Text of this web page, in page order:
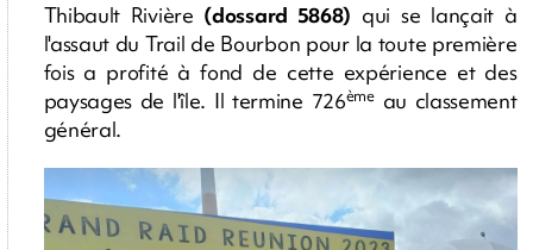
Thibault Rivière (dossard 5868) qui se lançait à
l'assaut du Trail de Bourbon pour la toute première
fois a profité à fond de cette expérience et des
paysages de l'île. Il termine 726èmeau classement
général.